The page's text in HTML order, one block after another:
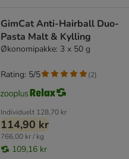
GimCat Anti-Hairball Duo-
Pasta Malt & Kylling
Økonomipakke: 3 x 50 g
Individuelt 128,70 kr
114,90 kr
766,00 kr / kg
109,16 kr
Rating: 5/5 (2)